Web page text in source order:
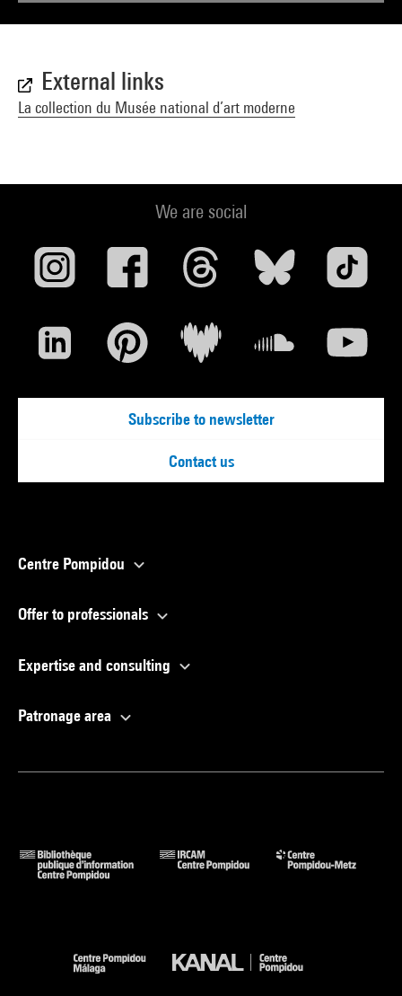
External links
La collection du Musée national d’art moderne
We are social
Subscribe to newsletter
Contact us
Centre Pompidou
Offer to professionals
Expertise and consulting
Patronage area